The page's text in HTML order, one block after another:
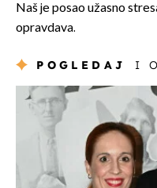
Naš je posao užasno
opravdava.
POGLEDAJ I